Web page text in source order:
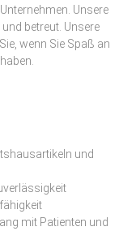
Unsere
betreut. Unsere
wenn Sie Spaß an
und
mit Patienten und